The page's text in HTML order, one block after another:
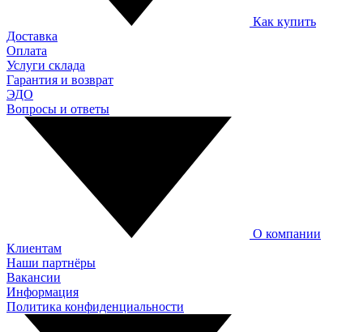
Как купить
Доставка
Оплата
Услуги склада
Гарантия и возврат
ЭДО
Вопросы и ответы
О компании
Клиентам
Наши партнёры
Вакансии
Информация
Политика конфиденциальности